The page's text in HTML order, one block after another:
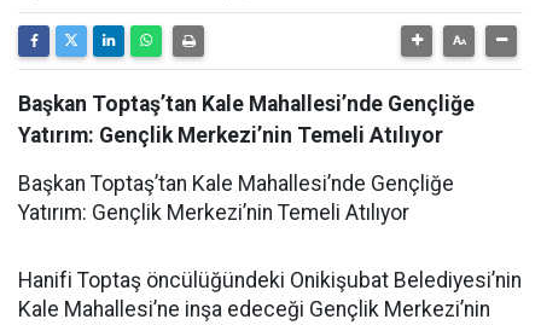
Başkan Toptaş’tan Kale Mahallesi’nde Gençliğe
Yatırım: Gençlik Merkezi’nin Temeli Atılıyor
Başkan Toptaş’tan Kale Mahallesi’nde Gençliğe
Yatırım: Gençlik Merkezi’nin Temeli Atılıyor
Hanifi Toptaş öncülüğündeki Onikişubat Belediyesi’nin
Kale Mahallesi’ne inşa edeceği Gençlik Merkezi’nin